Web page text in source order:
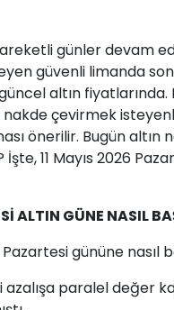
günler devam
güvenli limanda
güncel altın
nakde çevirmek
önerilir. Bugün
İşte, 11 Mayıs 2026
ALTIN GÜNE NASIL
Pazartesi gününe nasıl
azalışa paralel değer